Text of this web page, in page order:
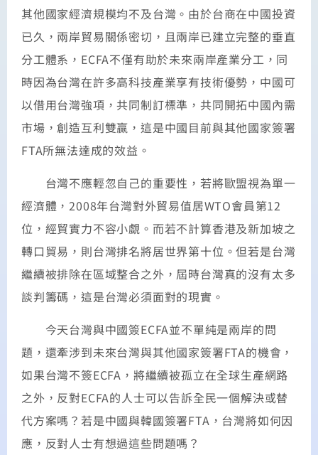
其他國家經濟規模均不及台灣。由於台商在中國投資
已久，兩岸貿易關係密切，且兩岸已建立完整的垂直
分工體系，ECFA不僅有助於未來兩岸產業分工，同
時因為台灣在許多高科技產業享有技術優勢，中國可
以借用台灣強項，共同制訂標準，共同開拓中國內需
市場，創造互利雙贏，這是中國目前與其他國家簽署
FTA所無法達成的效益。
台灣不應輕忽自己的重要性，若將歐盟視為單一
經濟體，2008年台灣對外貿易值居WTO會員第12
位，經貿實力不容小覷。而若不計算香港及新加坡之
轉口貿易，則台灣排名將居世界第十位。但若是台灣
繼續被排除在區域整合之外，屆時台灣真的沒有太多
談判籌碼，這是台灣必須面對的現實。
今天台灣與中國簽ECFA並不單純是兩岸的問
題，還牽涉到未來台灣與其他國家簽署FTA的機會，
如果台灣不簽ECFA，將繼續被孤立在全球生產網路
之外，反對ECFA的人士可以告訴全民一個解決或替
代方案嗎？若是中國與韓國簽署FTA，台灣將如何因
應，反對人士有想過這些問題嗎？